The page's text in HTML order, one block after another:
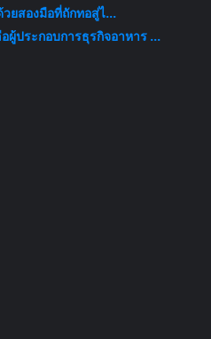
วยสองมือที่ถักทอสู่ไ...
ผู้ประกอบการธุรกิจอาหาร ...